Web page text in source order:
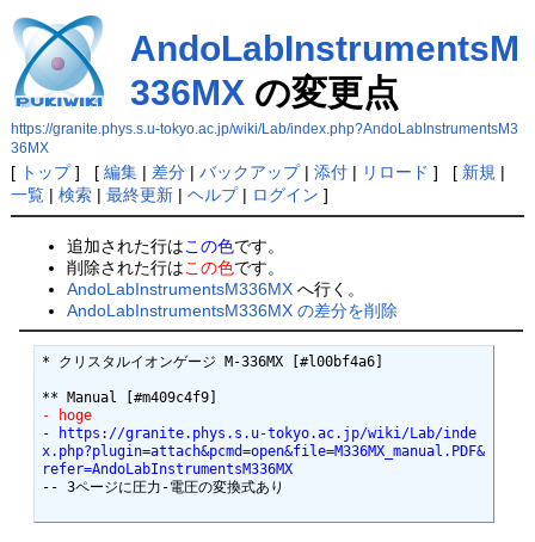
AndoLabInstrumentsM
336MX の変更点
https://granite.phys.s.u-tokyo.ac.jp/wiki/Lab/index.php?AndoLabInstrumentsM3
36MX
[ トップ] [ 編集| 差分| バックアップ| 添付| リロード ] [ 新規 |
一覧| 検索| 最終更新| ヘルプ| ログイン ]
追加された行はこの色です。
削除された行はこの色です。
AndoLabInstrumentsM336MX へ行く。
AndoLabInstrumentsM336MX の差分を削除
* クリスタルイオンゲージ M-336MX [#l00bf4a6]
- hoge
- https://granite.phys.s.u-tokyo.ac.jp/wiki/Lab/inde
x.php?plugin=attach&pcmd=open&file=M336MX_manual.PDF&
refer=AndoLabInstrumentsM336MX